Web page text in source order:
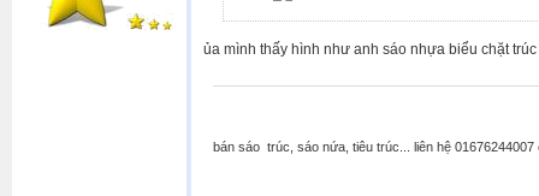
ủa mình thấy hình như anh sáo nhựa biểu chặt
bán sáo trúc, sáo nứa, tiêu trúc... liên hệ 01676244007